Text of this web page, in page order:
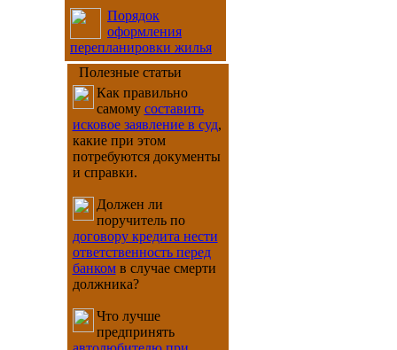
Порядок
оформления
перепланировки жилья
Полезные статьи
Как правильно
самому составить
исковое заявление в суд,
какие при этом
потребуются документы
и справки.
Должен ли
поручитель по
договору кредита нести
ответственность перед
банкомв случае смерти
должника?
Что лучше
предпринять